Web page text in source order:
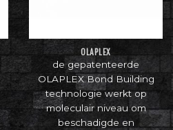
OLAPLEX
de gepatenteerde
OLAPLEX Bond Building
technologie werkt op
moleculair niveau om
beschadigde en